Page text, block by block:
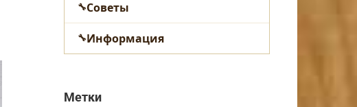
Советы
Информация
Метки